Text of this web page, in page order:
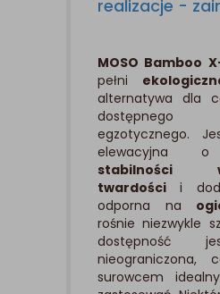
realizacje -
MOSO Bamboo
pełni
alternatywa dla
egzotycznego.
elewacyjna o
stabilności
twardości i
odporna na
rośnie niezwykle
dostępność
nieograniczona,
surowcem